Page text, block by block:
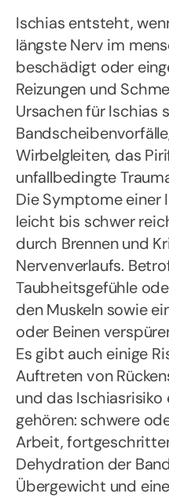
Ischias entsteht,
längste Nerv im
beschädigt oder
Reizungen und
Ursachen für Ischias
Wirbelgleiten, das
unfallbedingte
Die Symptome einer
leicht bis schwer
durch Brennen und
Nervenverlaufs.
Taubheitsgefühle
den Muskeln sowie
oder Beinen
Es gibt auch einige
Auftreten von
und das Ischiasrisiko
gehören: schwere
Arbeit,
Dehydration der
Übergewicht und